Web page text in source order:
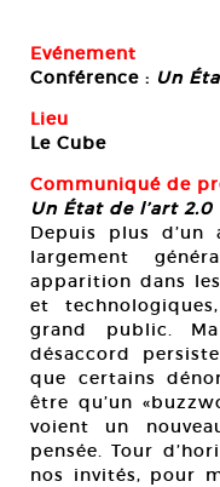
Evénement
Conférence : Un
Lieu
Le Cube
Communiqué de
Un État de l’art 2.0
Depuis plus d’un
largement
apparition dans
et
grand public.
désaccord
que certains
être qu’un
voient un
pensée. Tour
nos invités, pour